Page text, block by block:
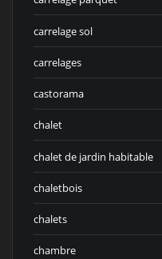
carrelage sol
carrelages
castorama
chalet
chalet de jardin habitable
chaletbois
chalets
chambre